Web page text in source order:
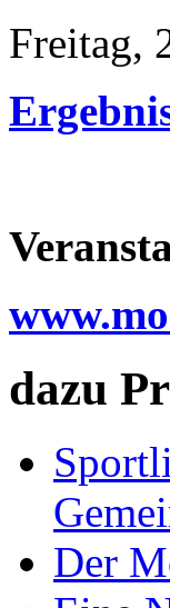
Freitag,
dazu
Der